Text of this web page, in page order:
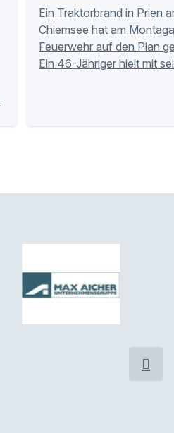
Ein Traktorbrand in Prien
Chiemsee hat am
Feuerwehr auf den Plan
Ein 46-Jähriger hielt mit